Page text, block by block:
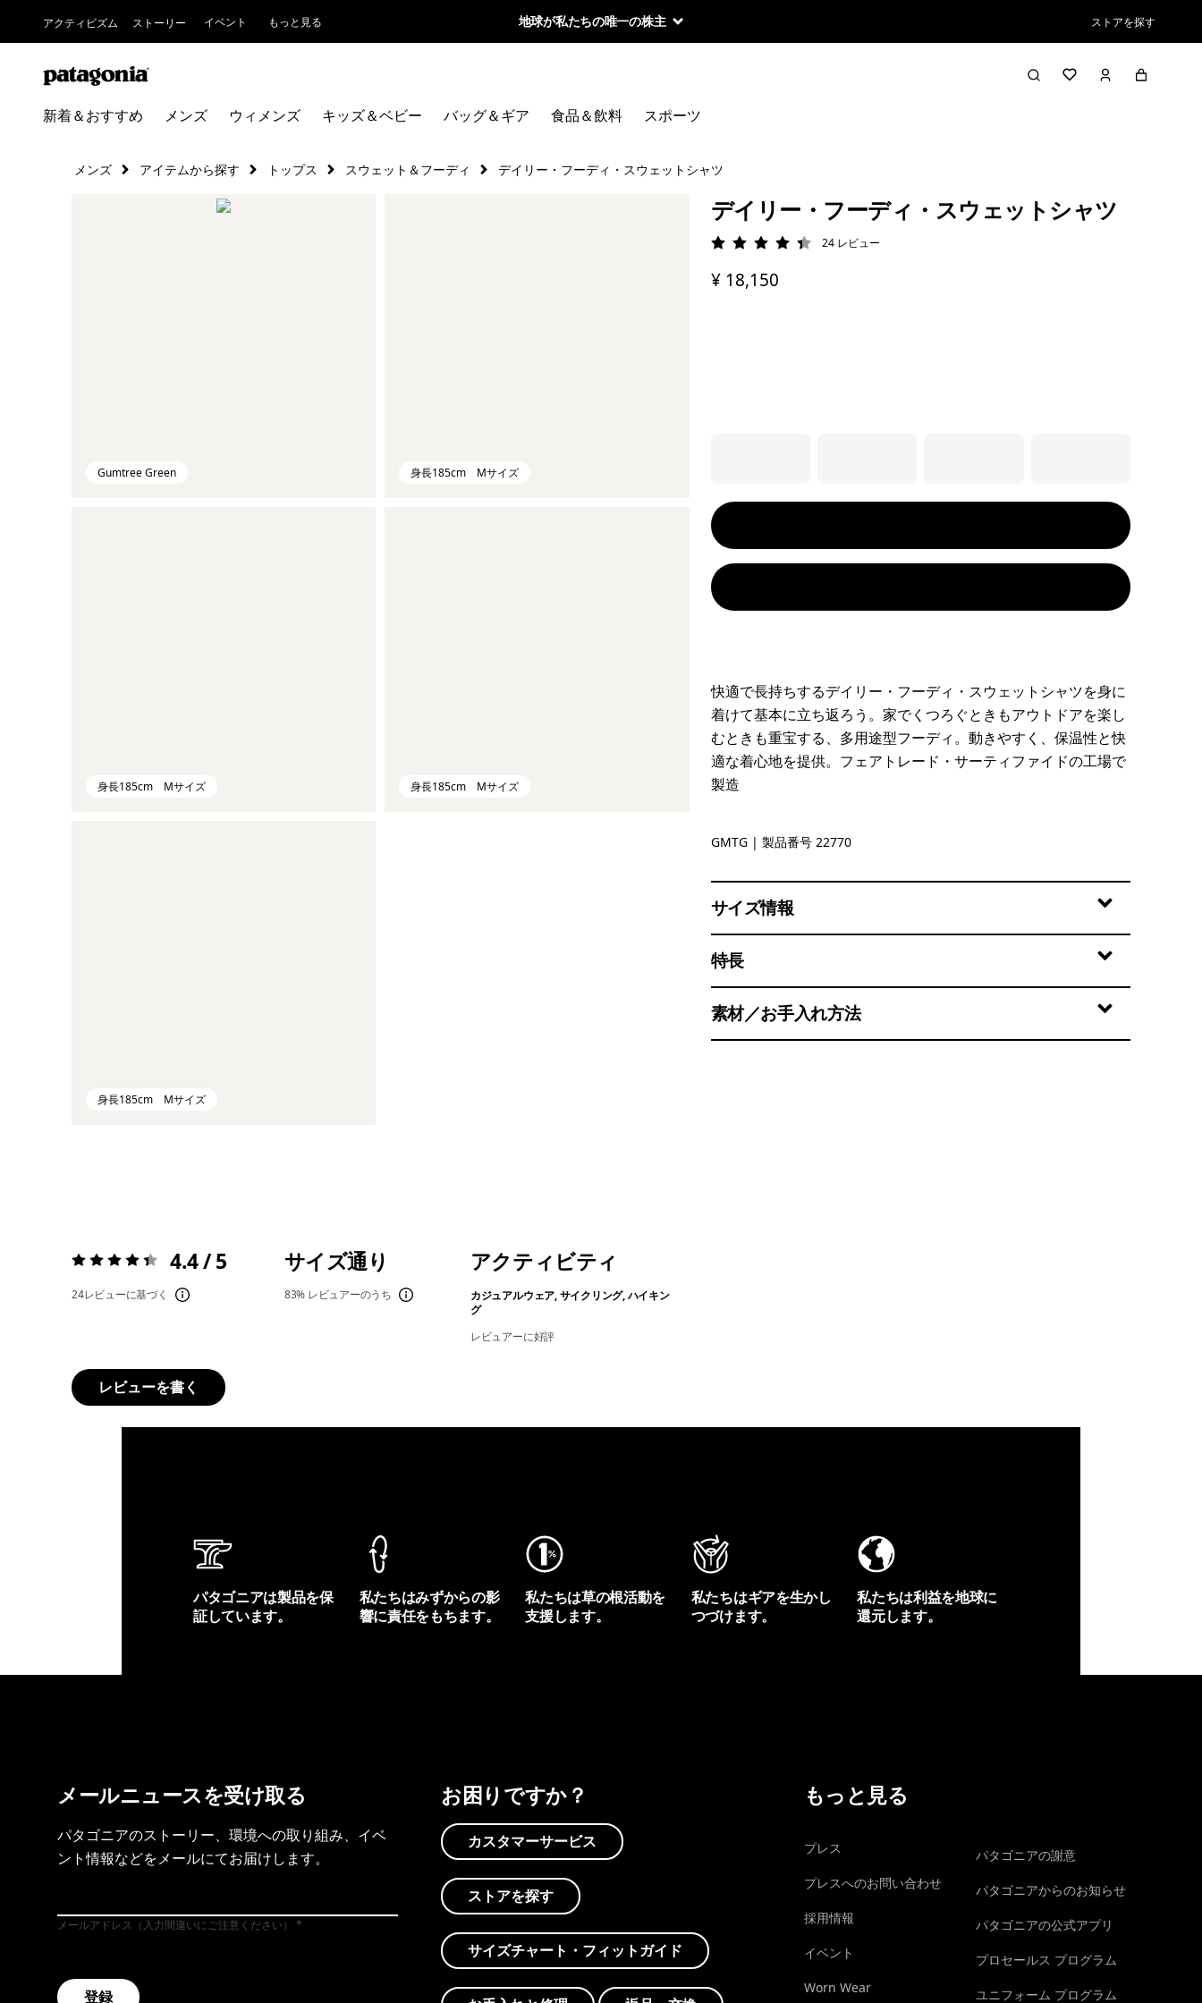
アクティビズム ストーリー イベント もっと見る 地球が私たちの唯一の株主 ストアを探す
新着＆おすすめ メンズ ウィメンズ キッズ＆ベビー バッグ＆ギア 食品＆飲料 スポーツ
メンズ アイテムから探す トップス スウェット＆フーディ デイリー・フーディ・スウェットシャツ
Gumtree Green 身長185cm Mサイズ
身長185cm Mサイズ 身長185cm Mサイズ
身長185cm Mサイズ
デイリー・フーディ・スウェットシャツ
評価: 4.4 / 5
24 レビュー
¥ 18,150
快適で長持ちするデイリー・フーディ・スウェットシャツを身に
着けて基本に立ち返ろう。家でくつろぐときもアウトドアを楽し
むときも重宝する、多用途型フーディ。動きやすく、保温性と快
適な着心地を提供。フェアトレード・サーティファイドの工場で
製造
Gumtree Green
GMTG | 製品番号 22770
サイズ情報
特長
素材／お手入れ方法
評価:4.4 / 5 4.4 / 5
24レビューに基づく
サイズ通り
83% レビュアーのうち
アクティビティ
カジュアルウェア, サイクリング, ハイキン
グ
レビュアーに好評
レビューを書く
パタゴニアは製品を保
証しています。
私たちはみずからの影
響に責任をもちます。
私たちは草の根活動を
支援します。
私たちはギアを生かし
つづけます。
私たちは利益を地球に
還元します。
メールニュースを受け取る
パタゴニアのストーリー、環境への取り組み、イベ
ント情報などをメールにてお届けします。
メールアドレス（入力間違いにご注意ください）
登録
お困りですか？
カスタマーサービス
ストアを探す
サイズチャート・フィットガイド
もっと見る
プレス
プレスへのお問い合わせ
採用情報
イベント
Worn Wear
パタゴニアの謝意
パタゴニアからのお知らせ
パタゴニアの公式アプリ
プロセールス プログラム
ユニフォーム プログラム